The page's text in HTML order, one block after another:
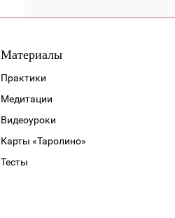
Материалы
Практики
Медитации
Видеоуроки
Карты «Таролино»
Тесты